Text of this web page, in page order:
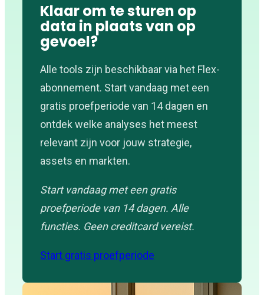
Klaar om te sturen op
data in plaats van op
gevoel?
Alle tools zijn beschikbaar via het Flex-
abonnement. Start vandaag met een
gratis proefperiode van 14 dagen en
ontdek welke analyses het meest
relevant zijn voor jouw strategie,
assets en markten.
Start vandaag met een gratis
proefperiode van 14 dagen. Alle
functies. Geen creditcard vereist.
Start gratis proefperiode